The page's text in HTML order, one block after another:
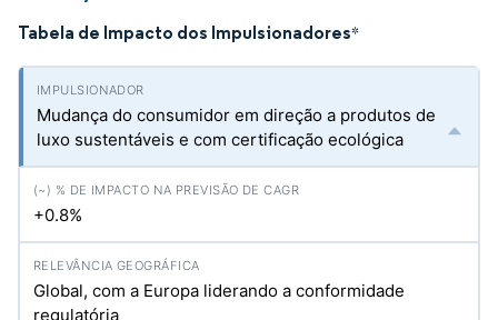
Tabela de Impacto dos Impulsionadores*
Mudança do consumidor em direção a produtos de
luxo sustentáveis e com certificação ecológica
+0.8%
Global, com a Europa liderando a conformidade
regulatória